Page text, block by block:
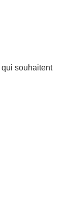
qui souhaitent